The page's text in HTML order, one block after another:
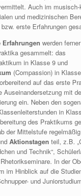
Auch im
und medizinischen
erste Erfahrungen
Erfahrungen werden
gesammelt: das
in Klasse 9 und
(Compassion) in
auf das erste
Auseinandersetzung mit
ein. Neben den
in
des Praktikums
der Mittelstufe
Aktionstagen teil, z.B.
und Technik“,
In der
im Hinblick auf die
und